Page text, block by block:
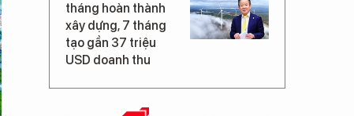
tháng hoàn thành
xây dựng, 7 tháng
tạo gần 37 triệu
USD doanh thu